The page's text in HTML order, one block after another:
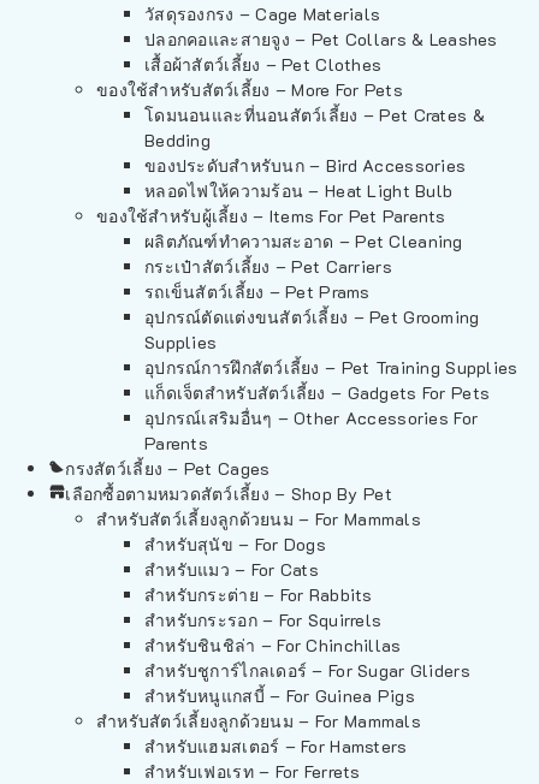
วัสดุรองกรง – Cage Materials
ปลอกคอและสายจูง – Pet Collars & Leashes
เสื้อผ้าสัตว์เลี้ยง – Pet Clothes
ของใช้สำหรับสัตว์เลี้ยง – More For Pets
โดมนอนและที่นอนสัตว์เลี้ยง – Pet Crates &
Bedding
ของประดับสำหรับนก – Bird Accessories
หลอดไฟให้ความร้อน – Heat Light Bulb
ของใช้สำหรับผู้เลี้ยง – Items For Pet Parents
ผลิตภัณฑ์ทำความสะอาด – Pet Cleaning
กระเป๋าสัตว์เลี้ยง – Pet Carriers
รถเข็นสัตว์เลี้ยง – Pet Prams
อุปกรณ์ตัดแต่งขนสัตว์เลี้ยง – Pet Grooming
Supplies
อุปกรณ์การฝึกสัตว์เลี้ยง – Pet Training Supplies
แก็ดเจ็ตสำหรับสัตว์เลี้ยง – Gadgets For Pets
อุปกรณ์เสริมอื่นๆ – Other Accessories For
Parents
กรงสัตว์เลี้ยง – Pet Cages
เลือกซื้อตามหมวดสัตว์เลี้ยง – Shop By Pet
สำหรับสัตว์เลี้ยงลูกด้วยนม – For Mammals
สำหรับสุนัข – For Dogs
สำหรับแมว – For Cats
สำหรับกระต่าย – For Rabbits
สำหรับกระรอก – For Squirrels
สำหรับชินชิล่า – For Chinchillas
สำหรับชูการ์ไกลเดอร์ – For Sugar Gliders
สำหรับหนูแกสบี้ – For Guinea Pigs
สำหรับสัตว์เลี้ยงลูกด้วยนม – For Mammals
สำหรับแฮมสเตอร์ – For Hamsters
สำหรับเฟอเรท – For Ferrets